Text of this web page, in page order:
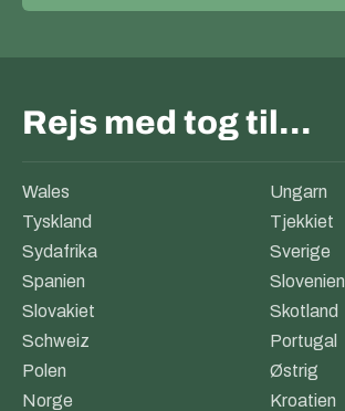
Rejs med tog til…
Wales
Ungarn
Tyskland
Tjekkiet
Sydafrika
Sverige
Spanien
Slovenien
Slovakiet
Skotland
Schweiz
Portugal
Polen
Østrig
Norge
Kroatien